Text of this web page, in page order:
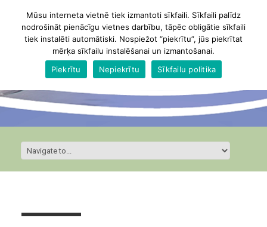
Mūsu interneta vietnē tiek izmantoti sīkfaili. Sīkfaili palīdz
nodrošināt pienācīgu vietnes darbību, tāpēc obligātie sīkfaili
tiek instalēti automātiski. Nospiežot “piekrītu”, jūs piekrītat
mērķa sīkfailu instalēšanai un izmantošanai.
Piekrītu
Nepiekrītu Sīkfailu politika